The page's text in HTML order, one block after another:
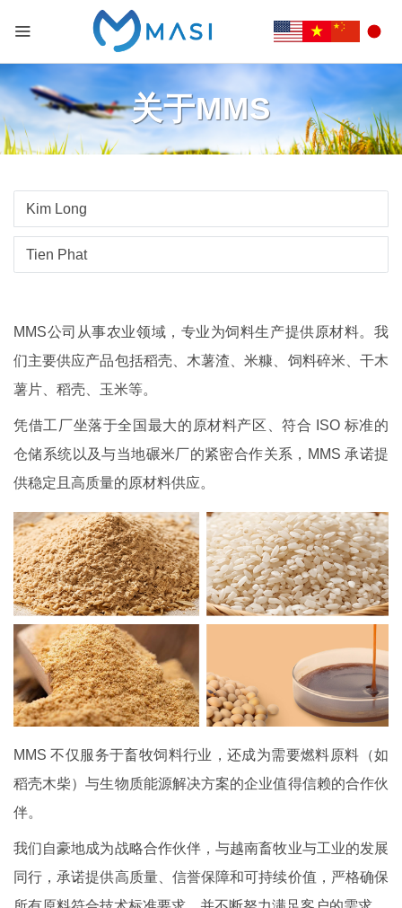
关于MMS
Kim Long
Tien Phat
MMS公司从事农业领域，专业为饲料生产提供原材料。我
们主要供应产品包括稻壳、木薯渣、米糠、饲料碎米、干木
薯片、稻壳、玉米等。
凭借工厂坐落于全国最大的原材料产区、符合 ISO 标准的
仓储系统以及与当地碾米厂的紧密合作关系，MMS 承诺提
供稳定且高质量的原材料供应。
MMS 不仅服务于畜牧饲料行业，还成为需要燃料原料（如
稻壳木柴）与生物质能源解决方案的企业值得信赖的合作伙
伴。
我们自豪地成为战略合作伙伴，与越南畜牧业与工业的发展
同行，承诺提供高质量、信誉保障和可持续价值，严格确保